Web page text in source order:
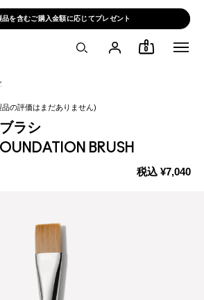
品を含むご購入金額に応じてプレゼント
0
ラシ
BRUSH
税込 ¥7,040
品の評価はまだありません